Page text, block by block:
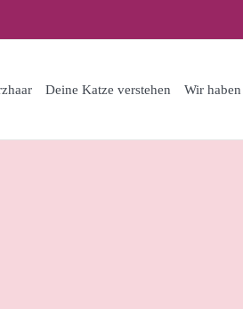
Deine Katze verstehen Wir